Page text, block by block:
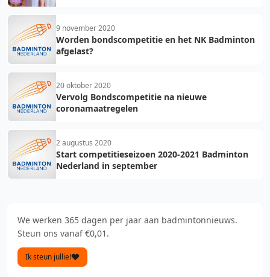
9 november 2020
Worden bondscompetitie en het NK Badminton
afgelast?
20 oktober 2020
Vervolg Bondscompetitie na nieuwe
coronamaatregelen
2 augustus 2020
Start competitieseizoen 2020-2021 Badminton
Nederland in september
We werken 365 dagen per jaar aan badmintonnieuws.
Steun ons vanaf €0,01.
Ik steun jullie!